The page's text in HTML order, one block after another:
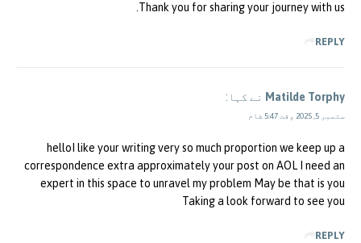
Thank you for sharing your journey with us.
REPLY
Matilde Torphy نے کہا:
ستمبر 5, 2025 وقت 5:47 شام
helloI like your writing very so much proportion we keep up a
correspondence extra approximately your post on AOL I need an
expert in this space to unravel my problem May be that is you
Taking a look forward to see you
REPLY